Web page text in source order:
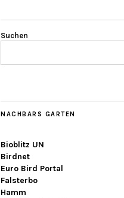
Suchen
NACHBARS GARTEN
Bioblitz UN
Birdnet
Euro Bird Portal
Falsterbo
Hamm